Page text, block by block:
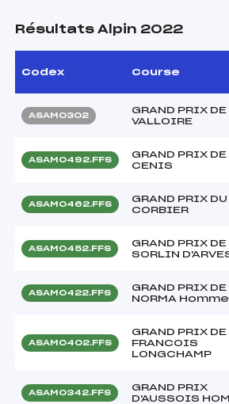
Résultats Alpin 2022
Codex Course
ASAM0302
GRAND PRIX DE
VALLOIRE
ASAM0492.FFS
GRAND PRIX DE
CENIS
ASAM0462.FFS
GRAND PRIX DU
CORBIER
ASAM0452.FFS
GRAND PRIX DE
SORLIN
ASAM0422.FFS
GRAND PRIX DE
NORMA
ASAM0402.FFS
GRAND PRIX DE
FRANCOIS
LONGCHAMP
ASAM0342.FFS
GRAND PRIX
D'AUSSOIS